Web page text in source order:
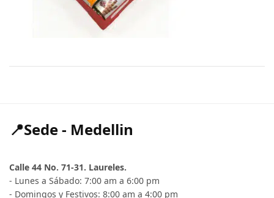
📍Sede - Medellin
Calle 44 No. 71-31. Laureles.
- Lunes a Sábado: 7:00 am a 6:00 pm
- Domingos y Festivos: 8:00 am a 4:00 pm